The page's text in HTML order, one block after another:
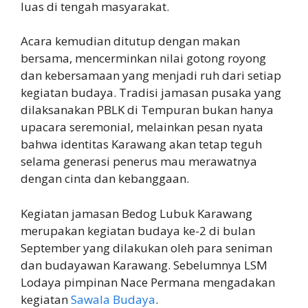
luas di tengah masyarakat.
Acara kemudian ditutup dengan makan
bersama, mencerminkan nilai gotong royong
dan kebersamaan yang menjadi ruh dari setiap
kegiatan budaya. Tradisi jamasan pusaka yang
dilaksanakan PBLK di Tempuran bukan hanya
upacara seremonial, melainkan pesan nyata
bahwa identitas Karawang akan tetap teguh
selama generasi penerus mau merawatnya
dengan cinta dan kebanggaan.
Kegiatan jamasan Bedog Lubuk Karawang
merupakan kegiatan budaya ke-2 di bulan
September yang dilakukan oleh para seniman
dan budayawan Karawang. Sebelumnya LSM
Lodaya pimpinan Nace Permana mengadakan
kegiatanSawala Budaya.